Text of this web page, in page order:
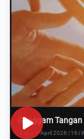
Genggam
Rabu, 8 April 2026 | 16:i